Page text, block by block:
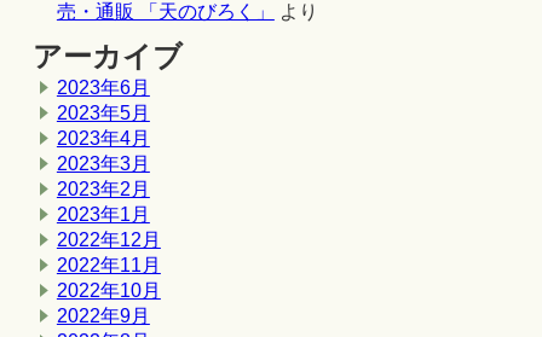
売・通販 「天のびろく」
より
アーカイブ
2023年6月
2023年5月
2023年4月
2023年3月
2023年2月
2023年1月
2022年12月
2022年11月
2022年10月
2022年9月